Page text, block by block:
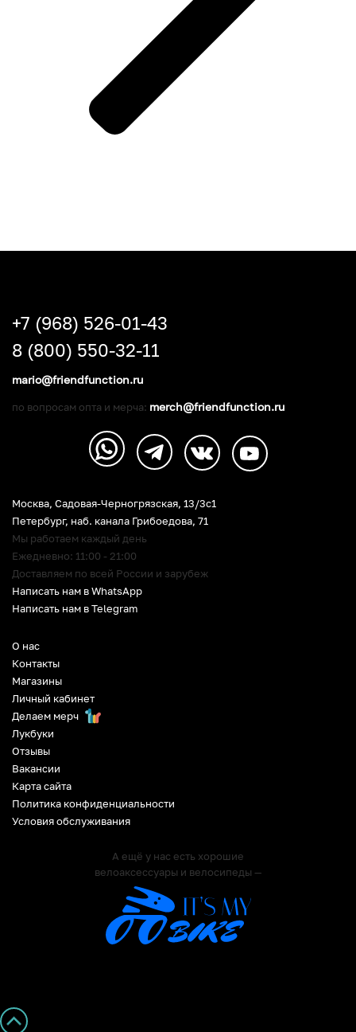
О нас
Контакты
Магазины
Личный кабинет
Делаем мерч
Лукбуки
Отзывы
Вакансии
Карта сайта
Политика конфиденциальности
Условия обслуживания
А ещё у нас есть хорошие
велоаксессуары и велосипеды —
Москва, Садовая-Черногрязская, 13/3c1
Петербург, наб. канала Грибоедова, 71
Мы работаем каждый день
Ежедневно: 11:00 - 21:00
Доставляем по всей России и зарубеж
Написать нам в WhatsApp
Написать нам в Telegram
+7 (968) 526-01-43
8 (800) 550-32-11
mario@friendfunction.ru
по вопросам опта и мерча: merch@friendfunction.ru